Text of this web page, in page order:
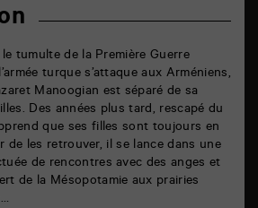
tumulte de la Première Guerre
turque s’attaque aux Arméniens,
Manoogian est séparé de sa
Des années plus tard, rescapé du
que ses filles sont toujours en
de les retrouver, il se lance dans une
de rencontres avec des anges et
de la Mésopotamie aux prairies